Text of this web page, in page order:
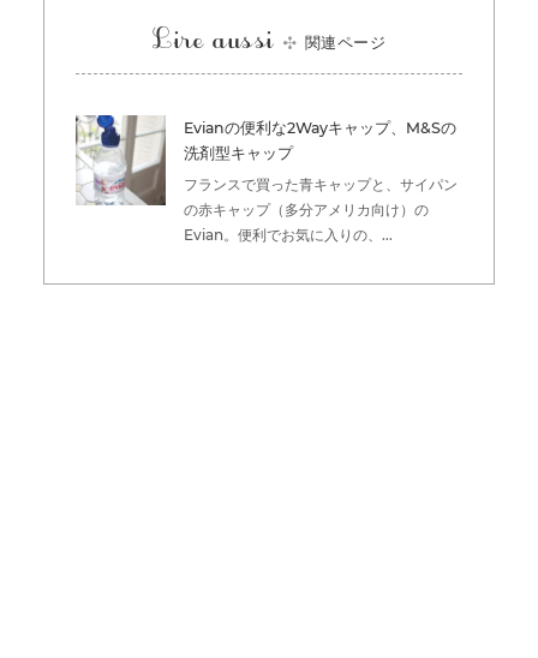
Lire aussi 関連ページ
Evianの便利な2Wayキャップ、M&Sの
洗剤型キャップ
フランスで買った青キャップと、サイパン
の赤キャップ（多分アメリカ向け）の
Evian。便利でお気に入りの、...